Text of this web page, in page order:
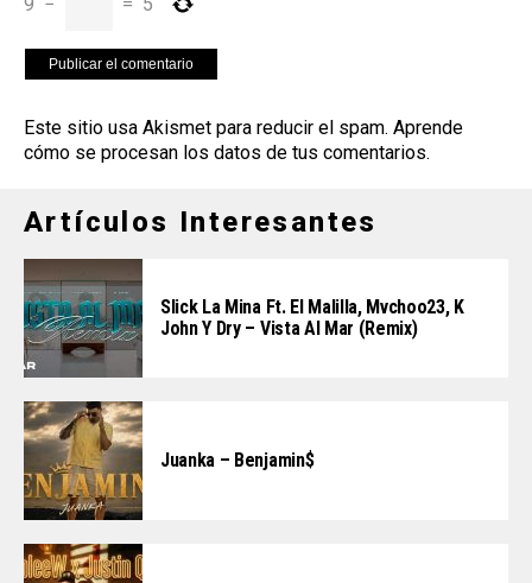
Este sitio usa Akismet para reducir el spam. Aprende
cómo se procesan los datos de tus comentarios.
Artículos Interesantes
Slick La Mina Ft. El Malilla, Mvchoo23, K
John Y Dry – Vista Al Mar (Remix)
Juanka – Benjamin$